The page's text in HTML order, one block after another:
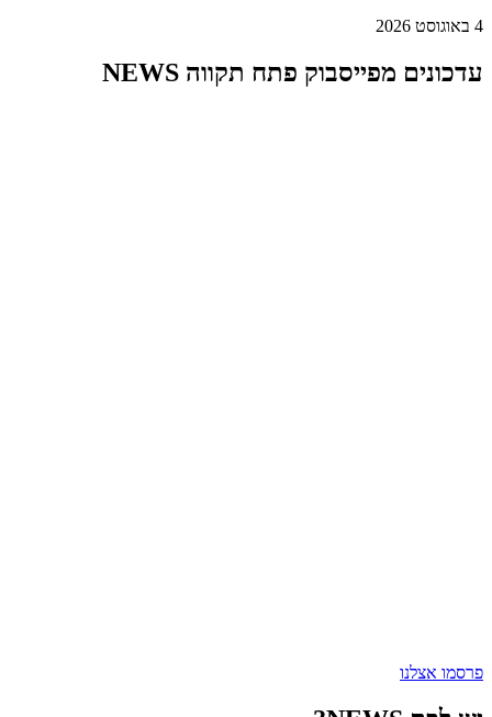
4 באוגוסט 2026
עדכונים מפייסבוק פתח תקווה NEWS
פרסמו אצלנו